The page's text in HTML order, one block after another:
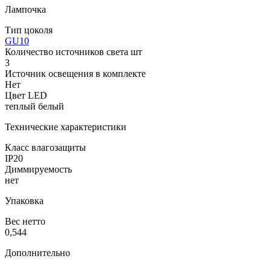
Лампочка
Тип цоколя
GU10
Количество источников света шт
3
Источник освещения в комплекте
Нет
Цвет LED
теплый белый
Технические характеристики
Класс влагозащиты
IP20
Диммируемость
нет
Упаковка
Вес нетто
0,544
Дополнительно